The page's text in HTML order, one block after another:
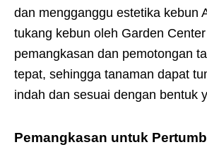
dan mengganggu estetika kebun
tukang kebun oleh Garden
pemangkasan dan pemotongan
tepat, sehingga tanaman dapat
indah dan sesuai dengan bentuk
Pemangkasan untuk